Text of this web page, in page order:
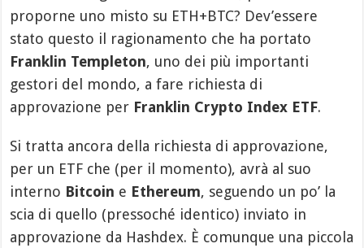
proporne uno misto su ETH+BTC? Dev’essere
stato questo il ragionamento che ha portato
Franklin Templeton, uno dei più importanti
gestori del mondo, a fare richiesta di
approvazione per Franklin Crypto Index ETF.
Si tratta ancora della richiesta di approvazione,
per un ETF che (per il momento), avrà al suo
interno Bitcoin e Ethereum, seguendo un po’ la
scia di quello (pressoché identico) inviato in
approvazione da Hashdex. È comunque una piccola